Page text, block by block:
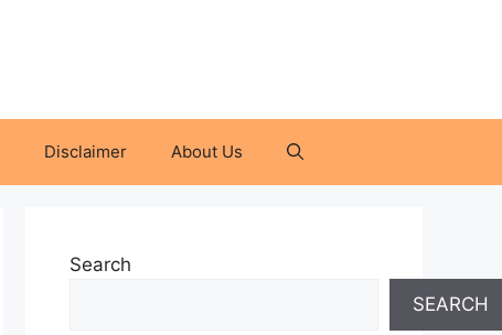
Disclaimer About Us
Search
SEARCH